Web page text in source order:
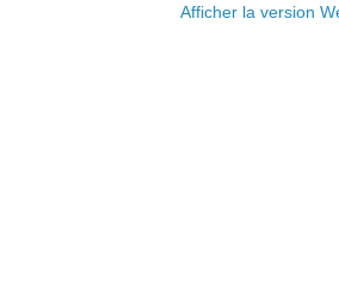
Afficher la version